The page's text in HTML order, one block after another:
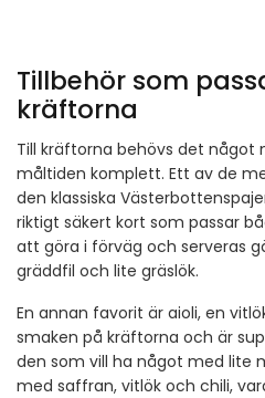
Tillbehör som
kräftorna
Till kräftorna behövs det
måltiden komplett. Ett av de
den klassiska
riktigt säkert kort som passar
att göra i förväg och serveras
gräddfil och lite gräslök.
En annan favorit är aioli, en
smaken på kräftorna och är
den som vill ha något med lite
med saffran, vitlök och chili,